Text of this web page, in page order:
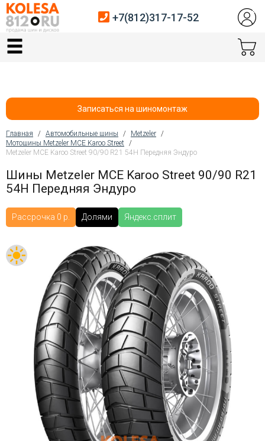
Главная
Автосервис
Датчики давления
Услуги шиномонтажа
Хранение шин
Покупателям
Контакты
Войти на сайт
+7(812)317-
+7(812)317-17-52
Записаться на шиномонтаж
Вы здесь
Главная / Автомобильные шины / Metzeler /
Мотошины Metzeler MCE Karoo Street /
Metzeler MCE Karoo Street 90/90 R21 54H Передняя Эндуро
Шины Metzeler MCE Karoo Street 90/90 R21
54H Передняя Эндуро
Рассрочка 0 р. Долями Яндекс.сплит